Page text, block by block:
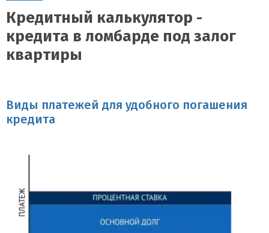
Кредитный калькулятор -
кредита в ломбарде под залог
квартиры
Виды платежей для удобного погашения
кредита